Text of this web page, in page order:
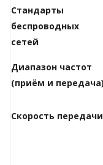
Стандарты
беспроводных
сетей
Диапазон частот
(приём и передача)
Скороcть передачи